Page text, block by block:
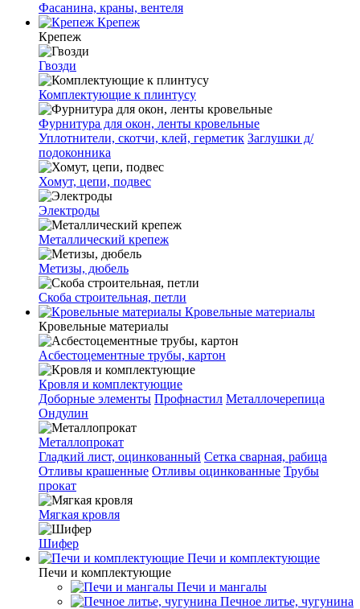
Фасанина, краны, вентеля
Крепеж
Крепеж
Гвозди
Комплектующие к плинтусу
Фурнитура для окон, ленты кровельные
Уплотнители, скотчи, клей, герметик Заглушки д/
подоконника
Хомут, цепи, подвес
Электроды
Металлический крепеж
Метизы, дюбель
Скоба строительная, петли
Кровельные материалы
Кровельные материалы
Асбестоцементные трубы, картон
Кровля и комплектующие
Доборные элементы Профнастил Металлочерепица
Ондулин
Металлопрокат
Гладкий лист, оцинкованный Сетка сварная, рабица
Отливы крашенные Отливы оцинкованные Трубы
прокат
Мягкая кровля
Шифер
Печи и комплектующие
Печи и комплектующие
Печи и мангалы
Печное литье, чугунина